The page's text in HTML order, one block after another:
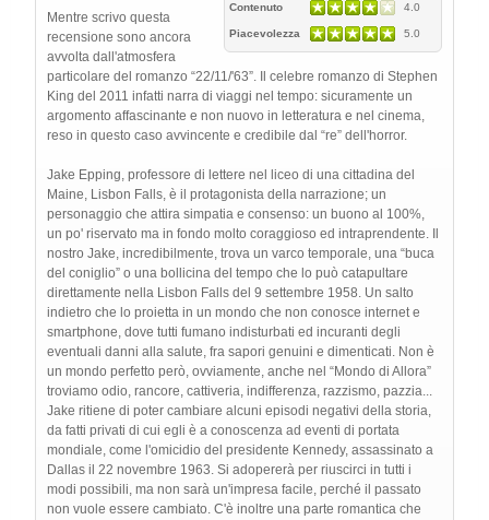
Contenuto 4.0
Piacevolezza 5.0
Mentre scrivo questa
recensione sono ancora
avvolta dall'atmosfera
particolare del romanzo “22/11/'63”. Il celebre romanzo di Stephen
King del 2011 infatti narra di viaggi nel tempo: sicuramente un
argomento affascinante e non nuovo in letteratura e nel cinema,
reso in questo caso avvincente e credibile dal “re” dell'horror.
Jake Epping, professore di lettere nel liceo di una cittadina del
Maine, Lisbon Falls, è il protagonista della narrazione; un
personaggio che attira simpatia e consenso: un buono al 100%,
un po' riservato ma in fondo molto coraggioso ed intraprendente. Il
nostro Jake, incredibilmente, trova un varco temporale, una “buca
del coniglio” o una bollicina del tempo che lo può catapultare
direttamente nella Lisbon Falls del 9 settembre 1958. Un salto
indietro che lo proietta in un mondo che non conosce internet e
smartphone, dove tutti fumano indisturbati ed incuranti degli
eventuali danni alla salute, fra sapori genuini e dimenticati. Non è
un mondo perfetto però, ovviamente, anche nel “Mondo di Allora”
troviamo odio, rancore, cattiveria, indifferenza, razzismo, pazzia...
Jake ritiene di poter cambiare alcuni episodi negativi della storia,
da fatti privati di cui egli è a conoscenza ad eventi di portata
mondiale, come l'omicidio del presidente Kennedy, assassinato a
Dallas il 22 novembre 1963. Si adopererà per riuscirci in tutti i
modi possibili, ma non sarà un'impresa facile, perché il passato
non vuole essere cambiato. C'è inoltre una parte romantica che